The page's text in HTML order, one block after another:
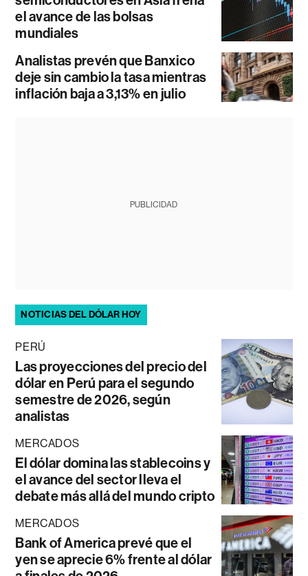
el avance de las bolsas
mundiales
Analistas prevén que Banxico
deje sin cambio la tasa mientras
inflación baja a 3,13% en julio
PUBLICIDAD
NOTICIAS DEL DÓLAR HOY
PERÚ
Las proyecciones del precio del
dólar en Perú para el segundo
semestre de 2026, según
analistas
MERCADOS
El dólar domina las stablecoins y
el avance del sector lleva el
debate más allá del mundo cripto
MERCADOS
Bank of America prevé que el
yen se aprecie 6% frente al dólar